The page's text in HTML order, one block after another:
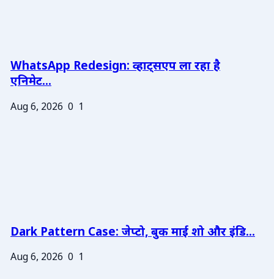
WhatsApp Redesign: व्हाट्सएप ला रहा है
एनिमेट...
Aug 6, 2026 0 1
Dark Pattern Case: जेप्टो, बुक माई शो और इंडि...
Aug 6, 2026 0 1